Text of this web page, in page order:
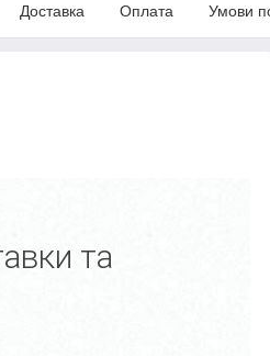
Доставка Оплата Умови
та